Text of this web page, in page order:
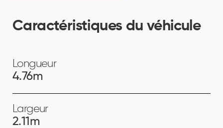
Caractéristiques du véhicule
Longueur
4.76m
Largeur
2.11m